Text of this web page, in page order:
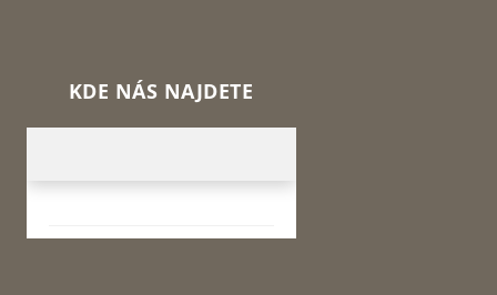
KDE NÁS NAJDETE